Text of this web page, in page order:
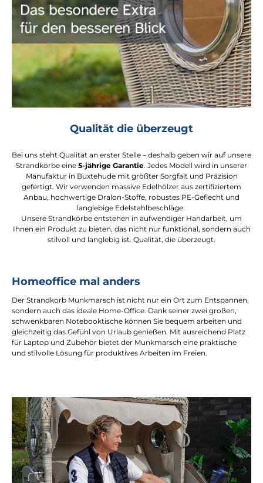
Qualität die überzeugt
Bei uns steht Qualität an erster Stelle – deshalb geben wir auf unsere
Strandkörbe eine 5-jährige Garantie. Jedes Modell wird in unserer
Manufaktur in Buxtehude mit größter Sorgfalt und Präzision
gefertigt. Wir verwenden massive Edelhölzer aus zertifiziertem
Anbau, hochwertige Dralon-Stoffe, robustes PE-Geflecht und
langlebige Edelstahlbeschläge.
Unsere Strandkörbe entstehen in aufwendiger Handarbeit, um
Ihnen ein Produkt zu bieten, das nicht nur funktional, sondern auch
stilvoll und langlebig ist. Qualität, die überzeugt.
Homeoffice mal anders
Der Strandkorb Munkmarsch ist nicht nur ein Ort zum Entspannen,
sondern auch das ideale Home-Office. Dank seiner zwei großen,
schwenkbaren Notebooktische können Sie bequem arbeiten und
gleichzeitig das Gefühl von Urlaub genießen. Mit ausreichend Platz
für Laptop und Zubehör bietet der Munkmarsch eine praktische
und stilvolle Lösung für produktives Arbeiten im Freien.